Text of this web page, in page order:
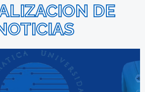
DE